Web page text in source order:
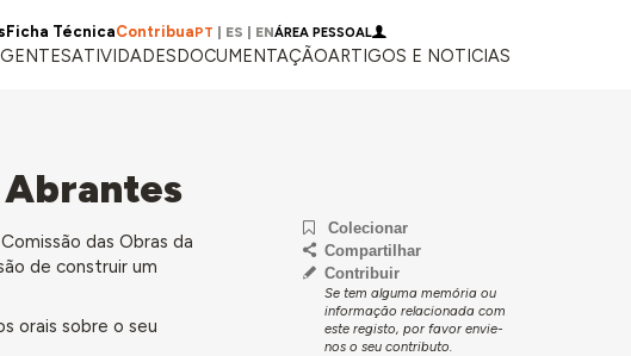
Ficha TécnicaContribuaPT ES ENÁREA PESSOAL
ATIVIDADESDOCUMENTAÇÃOARTIGOS E NOTICIAS
Abrantes
das Obras da
de construir um
orais sobre o seu
Colecionar
Compartilhar
Contribuir
Se tem alguma memória ou
informação relacionada com
este registo, por favor envie-
nos o seu contributo.